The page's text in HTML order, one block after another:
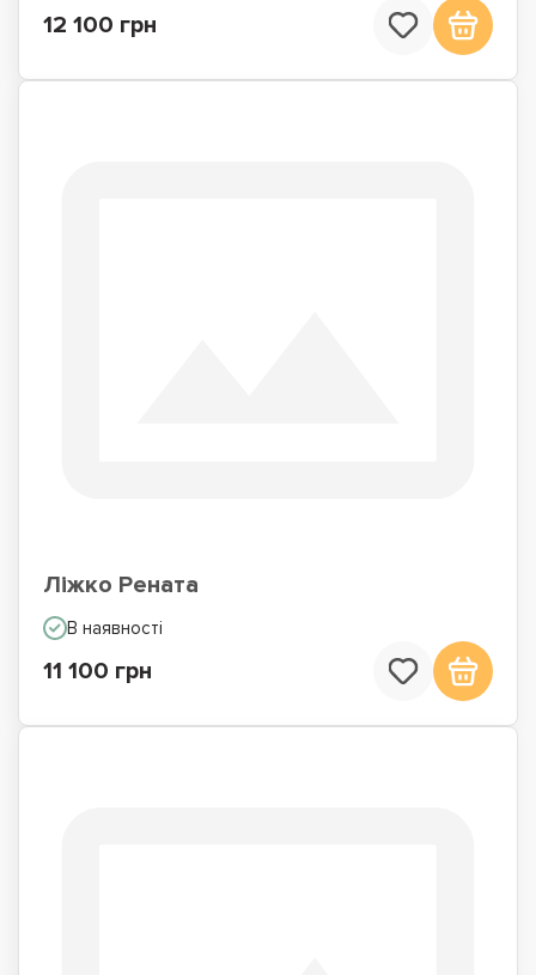
12 100 грн
Ліжко Рената
В наявності
11 100 грн